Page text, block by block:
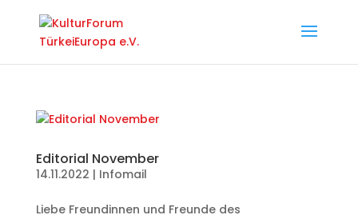
Editorial November
14.11.2022 | Infomail
Liebe Freundinnen und Freunde des